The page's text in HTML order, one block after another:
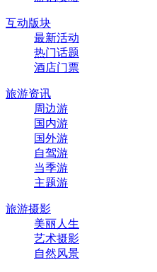
互动版块
最新活动
热门话题
酒店门票
旅游资讯
周边游
国内游
国外游
自驾游
当季游
主题游
旅游摄影
美丽人生
艺术摄影
自然风景